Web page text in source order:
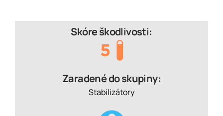
Skóre škodlivosti:
Zaradené do skupiny:
Stabilizátory